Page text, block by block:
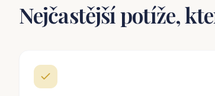
Nejčastější potíže,